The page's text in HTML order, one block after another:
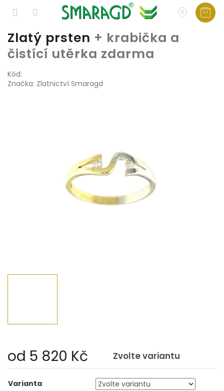
Přejít
na
obsah
Zlatý prsten + krabička a
čistící utěrka zdarma
Kód:
Značka: Zlatnictví Smaragd
od 5 820 Kč Zvolte variantu
cena:
Varianta